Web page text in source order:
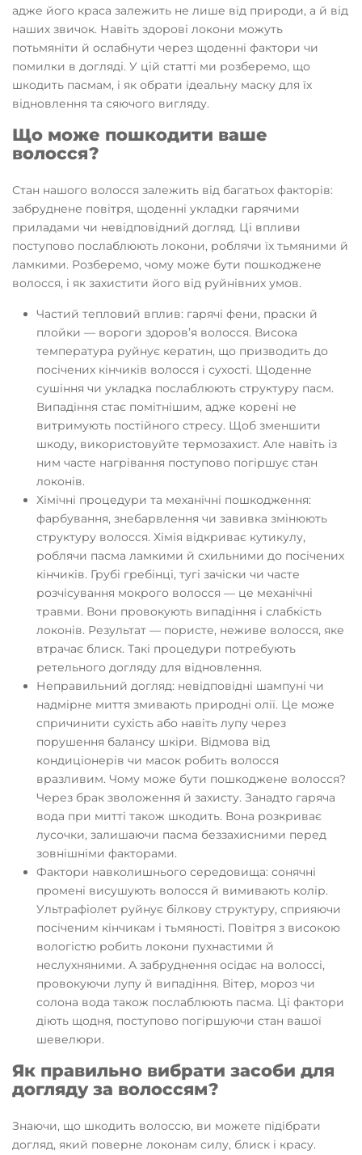
адже його краса залежить не лише від природи, а й від
наших звичок. Навіть здорові локони можуть
потьмяніти й ослабнути через щоденні фактори чи
помилки в догляді. У цій статті ми розберемо, що
шкодить пасмам, і як обрати ідеальну маску для їх
відновлення та сяючого вигляду.
Що може пошкодити ваше
волосся?
Стан нашого волосся залежить від багатьох факторів:
забруднене повітря, щоденні укладки гарячими
приладами чи невідповідний догляд. Ці впливи
поступово послаблюють локони, роблячи їх тьмяними й
ламкими. Розберемо, чому може бути пошкоджене
волосся, і як захистити його від руйнівних умов.
Частий тепловий вплив: гарячі фени, праски й
плойки — вороги здоров’я волосся. Висока
температура руйнує кератин, що призводить до
посічених кінчиків волосся і сухості. Щоденне
сушіння чи укладка послаблюють структуру пасм.
Випадіння стає помітнішим, адже корені не
витримують постійного стресу. Щоб зменшити
шкоду, використовуйте термозахист. Але навіть із
ним часте нагрівання поступово погіршує стан
локонів.
Хімічні процедури та механічні пошкодження:
фарбування, знебарвлення чи завивка змінюють
структуру волосся. Хімія відкриває кутикулу,
роблячи пасма ламкими й схильними до посічених
кінчиків. Грубі гребінці, тугі зачіски чи часте
розчісування мокрого волосся — це механічні
травми. Вони провокують випадіння і слабкість
локонів. Результат — пористе, неживе волосся, яке
втрачає блиск. Такі процедури потребують
ретельного догляду для відновлення.
Неправильний догляд: невідповідні шампуні чи
надмірне миття змивають природні олії. Це може
спричинити сухість або навіть лупу через
порушення балансу шкіри. Відмова від
кондиціонерів чи масок робить волосся
вразливим. Чому може бути пошкоджене волосся?
Через брак зволоження й захисту. Занадто гаряча
вода при митті також шкодить. Вона розкриває
лусочки, залишаючи пасма беззахисними перед
зовнішніми факторами.
Фактори навколишнього середовища: сонячні
промені висушують волосся й вимивають колір.
Ультрафіолет руйнує білкову структуру, сприяючи
посіченим кінчикам і тьмяності. Повітря з високою
вологістю робить локони пухнастими й
неслухняними. А забруднення осідає на волоссі,
провокуючи лупу й випадіння. Вітер, мороз чи
солона вода також послаблюють пасма. Ці фактори
діють щодня, поступово погіршуючи стан вашої
шевелюри.
Як правильно вибрати засоби для
догляду за волоссям?
Знаючи, що шкодить волоссю, ви можете підібрати
догляд, який поверне локонам силу, блиск і красу.